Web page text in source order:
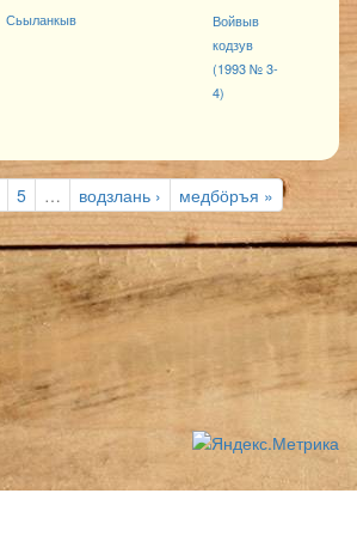
Сьыланкыв
Войвыв
кодзув
(1993 № 3-
4)
5 … водзлань › медбӧръя »